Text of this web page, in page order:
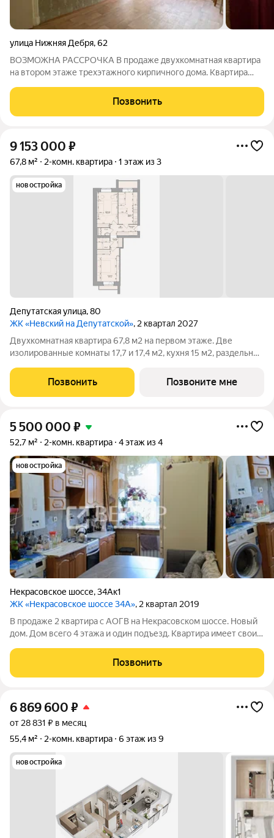
улица Нижняя Дебря,62
ВОЗМОЖНА РАССРОЧКА В продаже двухкомнатная квартира
на втором этаже трехэтажного кирпичного дома. Квартира
приличные соседи, очень хорошее расположение дома, до
набережной волги 2 минуты
Позвонить
9 153 000 ₽
67,8 м² 2-комн. квартира 1 этаж из 3
новостройка
Депутатская улица,80
ЖК «Невский на Депутатской», 2 квартал 2027
Двухкомнатная квартира 67,8 м2 на первом этаже. Две
изолированные комнаты 17,7 и 17,4 м2, кухня 15 м2, раздельный
индивидуальное отопление АОГВ, тёплый пол. Дом
малоэтажный, 12 квартир,
Позвонить Позвоните мне
5 500 000 ₽
52,7 м² 2-комн. квартира 4 этаж из 4
новостройка
Некрасовское шоссе,34Ак1
ЖК «Некрасовское шоссе 34А», 2 квартал 2019
В продаже 2 квартира с АОГВ на Некрасовском шоссе. Новый
дом. Дом всего 4 этажа и один подъезд. Квартира имеет свои
стороны. - 2 маленьких балкона. - просторный коридор. -
совмещенный санузел. -
Позвонить
6 869 600 ₽
от 28 831 ₽ в месяц
55,4 м²
2-комн. квартира 6 этаж из 9
новостройка